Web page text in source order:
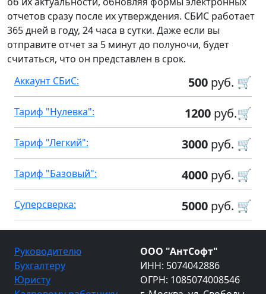
отчетов сразу после их утверждения. СБИС работает
365 дней в году, 24 часа в сутки. Даже если вы
отправите отчет за 5 минут до полуночи, будет
считаться, что он представлен в срок.
500 руб. 🛒
Аккаунт СБиС:
1200 руб.🛒
Тариф "Нулевка":
3000 руб. 🛒
Тариф "Легкий":
4000 руб. 🛒
Тариф "Базовый":
5000 руб. 🛒
Суперсверка:
Руководителю
Бухгалтеру
Юристу
ООО "АнтСофт"
ИНН: 5074042886
ОГРН: 1085074008546